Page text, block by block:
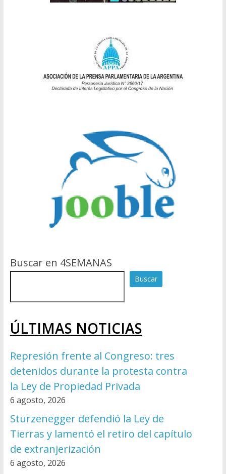
Buscar en 4SEMANAS
Buscar
ÚLTIMAS NOTICIAS
Represión frente al Congreso: tres
detenidos durante la protesta contra
la Ley de Propiedad Privada
6 agosto, 2026
Sturzenegger defendió la Ley de
Tierras y lamentó el retiro del capítulo
de extranjerización
6 agosto, 2026